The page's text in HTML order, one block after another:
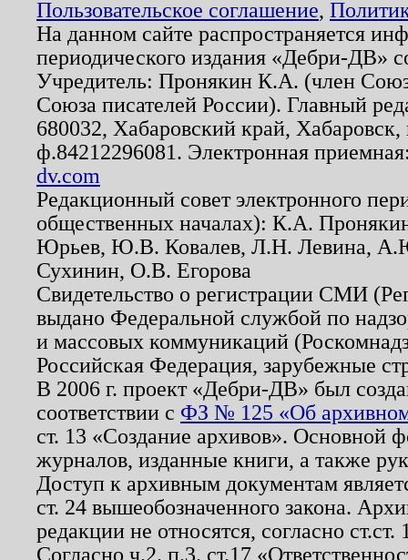
Пользовательское соглашение,
На данном сайте распространяется
периодического издания «Дебри-ДВ»
Учредитель: Пронякин К.А. (член
Союза писателей России). Главный
680032, Хабаровский край,
ф.84212296081. Электронная
dv.com
Редакционный совет электронного
общественных началах): К.А.
Юрьев, Ю.В. Ковалев, Л.Н. Левина,
Сухинин, О.В. Егорова
Свидетельство о регистрации СМИ
выдано Федеральной службой по
и массовых коммуникаций
Российская Федерация, зарубежные
В 2006 г. проект «Дебри-ДВ» был
соответствии с ФЗ № 125 «Об
ст. 13 «Создание архивов». Основной
журналов, изданные книги, а также
Доступ к архивным документам
ст. 24 вышеобозначенного закона.
редакции не относятся, согласно
Согласно ч.2. п.3. ст.17